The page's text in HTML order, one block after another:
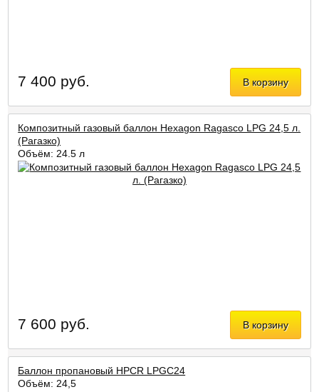
В корзину
7 400 руб.
Композитный газовый баллон Hexagon Ragasco LPG 24,5 л.
(Рагазко)
Объём: 24,5 л
В корзину
7 600 руб.
Баллон пропановый HPCR LPGC24
Объём: 24,5